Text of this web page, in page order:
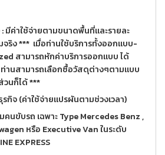
มีค่าใช้จ่ายตามขนาดพื้นที่และรายละ
จริง *** เมื่อท่านใช้บริการทั้งออกแบบ-
สามารถหักค่าบริการออกแบบ ได้
านสามารถเลือกซื้อวัสดุต่างๆตามแบบ
นก็ได้ ***
กิจ (ค่าใช้จ่ายแปรผันตามช่วงเวลา)
นขับรถ เฉพาะ Type Mercedes Benz ,
หรือ Executive Van ในระดับ
EXPRESS